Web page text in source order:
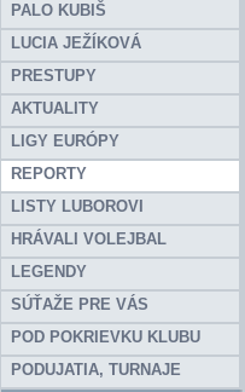
PALO KUBIŠ
LUCIA JEŽÍKOVÁ
PRESTUPY
AKTUALITY
LIGY EURÓPY
REPORTY
LISTY LUBOROVI
HRÁVALI VOLEJBAL
LEGENDY
SÚŤAŽE PRE VÁS
POD POKRIEVKU KLUBU
PODUJATIA, TURNAJE